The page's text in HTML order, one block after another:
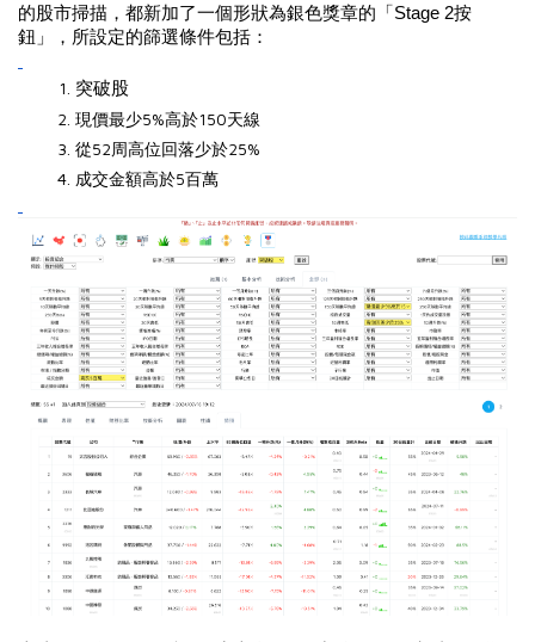
的股市掃描，都新加了一個形狀為銀色獎章的「Stage 2按
鈕」，所設定的篩選條件包括：
突破股
現價最少5%高於150天線
從52周高位回落少於25%
成交金額高於5百萬